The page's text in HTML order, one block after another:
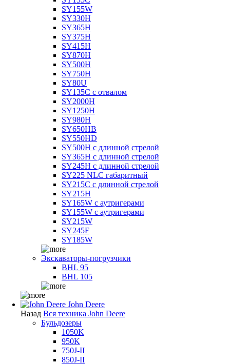
SY155W
SY330H
SY365H
SY375H
SY415H
SY870H
SY500H
SY750H
SY80U
SY135C с отвалом
SY2000H
SY1250H
SY980H
SY650HB
SY550HD
SY500H с длинной стрелой
SY365H с длинной стрелой
SY245H с длинной стрелой
SY225 NLC габаритный
SY215C с длинной стрелой
SY215H
SY165W с аутригерами
SY155W с аутригерами
SY215W
SY245F
SY185W
Экскаваторы-погрузчики
BHL 95
BHL 105
John Deere
Назад Вся техника John Deere
Бульдозеры
1050K
950K
750J-II
850J-II